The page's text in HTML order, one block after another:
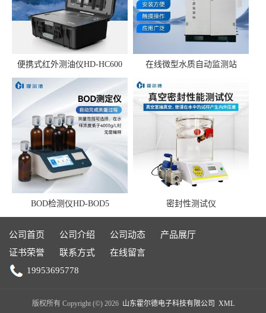
便携式红外测油仪HD-HC600 在线微型水质自动监测站
BOD检测仪HD-BOD5 密封性测试仪
公司首页 公司介绍 公司动态
产品展厅
证书荣誉
联系方式
在线留言
19953695778
版权所有 Copyright (©) 2026 山东霍尔德电子科技有限公司 XML